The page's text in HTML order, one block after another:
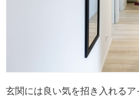
玄関には良い気を招き入れる